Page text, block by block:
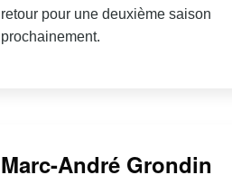
retour pour une deuxième saison
prochainement.
Marc-André Grondin